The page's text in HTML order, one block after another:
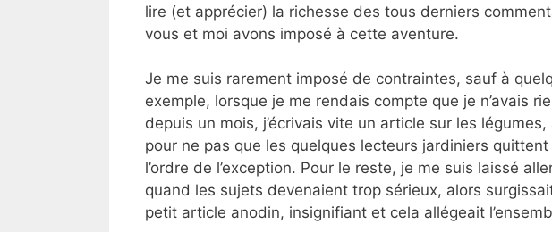
lire (et apprécier) la richesse des tous derniers
vous et moi avons imposé à cette aventure.
Je me suis rarement imposé de contraintes, sauf à
exemple, lorsque je me rendais compte que je n’avais
depuis un mois, j’écrivais vite un article sur les
pour ne pas que les quelques lecteurs jardiniers
l’ordre de l’exception. Pour le reste, je me suis laissé
quand les sujets devenaient trop sérieux, alors
petit article anodin, insignifiant et cela allégeait